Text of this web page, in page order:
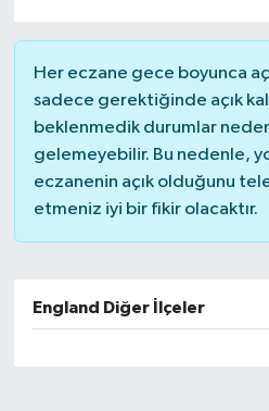
Her eczane gece boyunca
sadece gerektiğinde açık
beklenmedik durumlar
gelemeyebilir. Bu nedenle,
eczanenin açık olduğunu
etmeniz iyi bir fikir olacaktır.
England Diğer İlçeler